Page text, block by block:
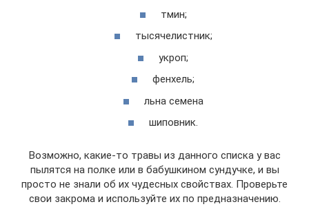
тмин;
тысячелистник;
укроп;
фенхель;
льна семена
шиповник.
Возможно, какие-то травы из данного списка у вас
пылятся на полке или в бабушкином сундучке, и вы
просто не знали об их чудесных свойствах. Проверьте
свои закрома и используйте их по предназначению.